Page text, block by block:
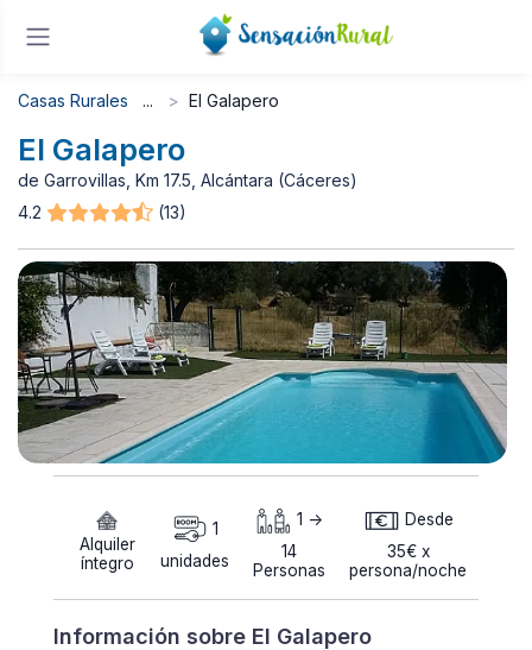
Casas Rurales El Galapero
El Galapero
de Garrovillas, Km 17.5, Alcántara (Cáceres)
4.2
(13)
Alquiler
íntegro
1
unidades
1 ->
14
Personas
Desde
35€ x
persona/noche
Información sobre El Galapero